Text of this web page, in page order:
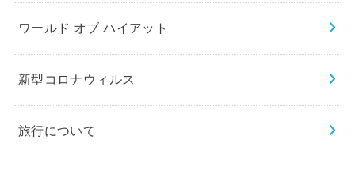
ワールド オブ ハイアット
新型コロナウィルス
旅行について